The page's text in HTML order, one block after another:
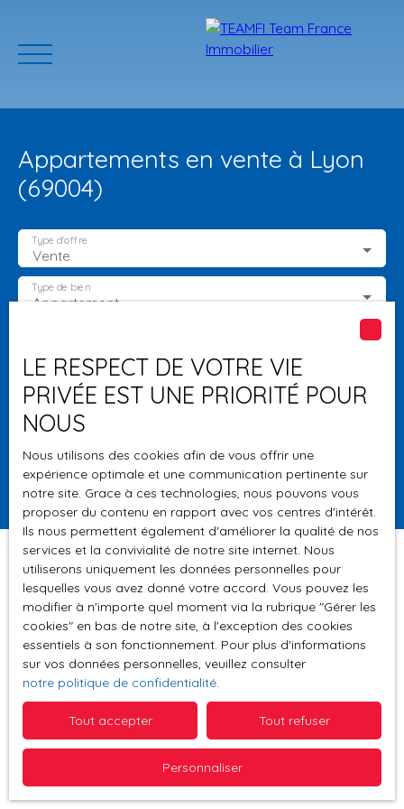
ACCUEIL PROGRAMMES
Estimation
Appartements en vente à Lyon
(69004)
Vente
Type d'offre
Appartement
Type de bien
Budget max (€)
Surface min (m²)
Rechercher
Pertinence
Trier par Créer une alerte
Aucun résultat
LE RESPECT DE VOTRE VIE
PRIVÉE EST UNE PRIORITÉ POUR
NOUS
Nous utilisons des cookies afin de vous offrir une
expérience optimale et une communication pertinente sur
notre site. Grace à ces technologies, nous pouvons vous
proposer du contenu en rapport avec vos centres d'intérêt.
Ils nous permettent également d'améliorer la qualité de nos
services et la convivialité de notre site internet. Nous
utiliserons uniquement les données personnelles pour
lesquelles vous avez donné votre accord. Vous pouvez les
modifier à n'importe quel moment via la rubrique ″Gérer les
cookies″ en bas de notre site, à l'exception des cookies
essentiels à son fonctionnement. Pour plus d'informations
sur vos données personnelles, veuillez consulter
notre politique de confidentialité.
Tout accepter Tout refuser
Personnaliser